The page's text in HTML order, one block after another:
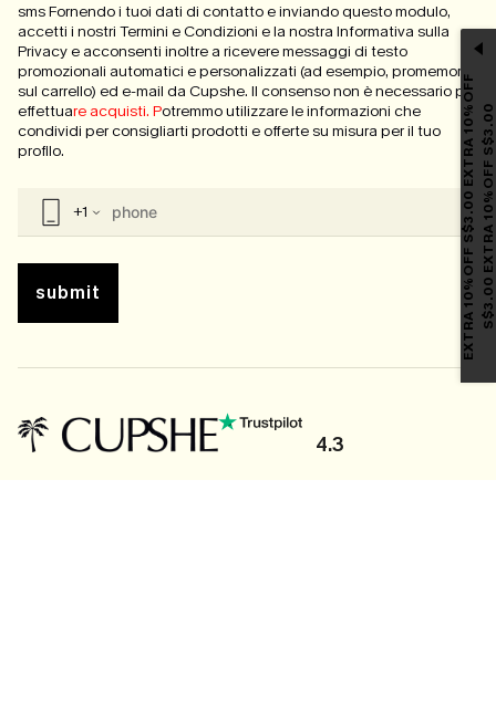
sms Fornendo i tuoi dati di contatto e inviando questo modulo,
accetti i nostri Termini e Condizioni e la nostra Informativa sulla
Privacy e acconsenti inoltre a ricevere messaggi di testo
promozionali automatici e personalizzati (ad esempio, promemoria
sul carrello) ed e-mail da Cupshe. Il consenso non è necessario per
effettuare acquisti. Potremmo utilizzare le informazioni che
condividi per consigliarti prodotti e offerte su misura per il tuo
profilo.
+1
submit
4.3
E
X
T
R
A
1
0
%
O
F
F
S
$
3
.
0
0
E
X
T
R
A
1
0%
O
F
F
S
$
3
.
0
0
E
X
T
R
A
1
0
%
O
F
F
S
$
3
.
00